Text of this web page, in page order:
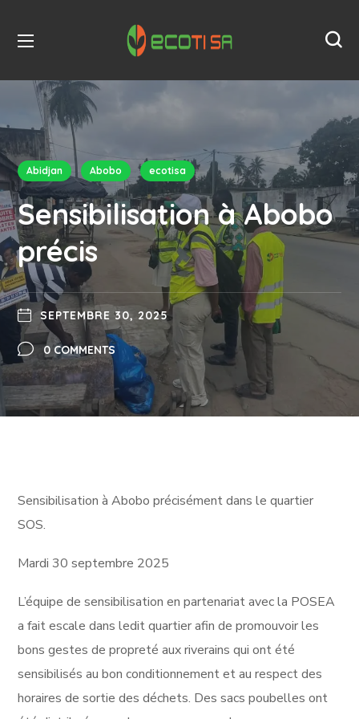
Abidjan Abobo ecotisa
Sensibilisation à Abobo
précis
SEPTEMBRE 30, 2025
0 COMMENTS
Sensibilisation à Abobo précisément dans le quartier
SOS.
Mardi 30 septembre 2025
L’équipe de sensibilisation en partenariat avec la POSEA
a fait escale dans ledit quartier afin de promouvoir les
bons gestes de propreté aux riverains qui ont été
sensibilisés au bon conditionnement et au respect des
horaires de sortie des déchets. Des sacs poubelles ont